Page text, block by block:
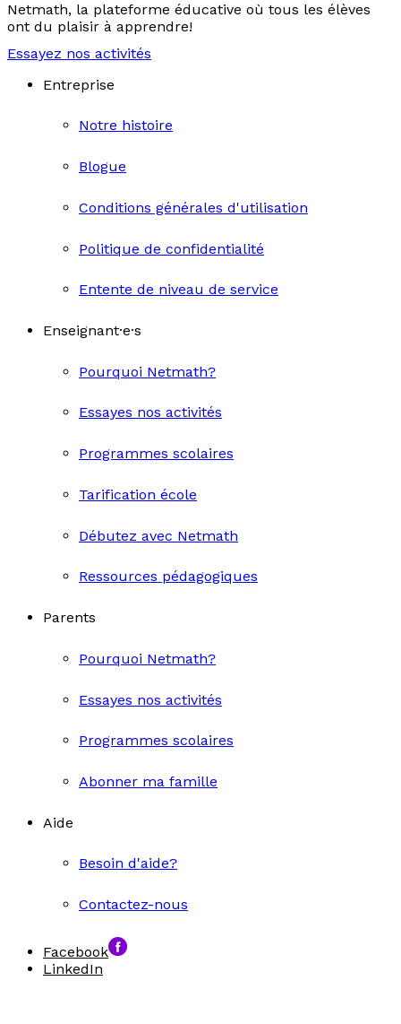
Netmath, la plateforme éducative où tous les élèves
ont du plaisir à apprendre!
Essayez nos activités
Entreprise
Notre histoire
Blogue
Conditions générales d'utilisation
Politique de confidentialité
Entente de niveau de service
Enseignant·e·s
Pourquoi Netmath?
Essayes nos activités
Programmes scolaires
Tarification école
Débutez avec Netmath
Ressources pédagogiques
Parents
Pourquoi Netmath?
Essayes nos activités
Programmes scolaires
Abonner ma famille
Aide
Besoin d'aide?
Contactez-nous
Facebook
LinkedIn